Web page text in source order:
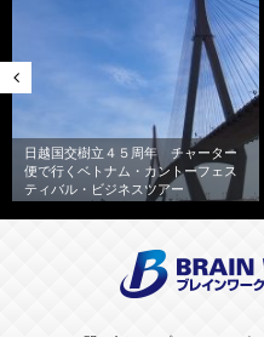
日越国交樹立４５周年 チャーター
便で行くベトナム・カントーフェス
ティバル・ビジネスツアー